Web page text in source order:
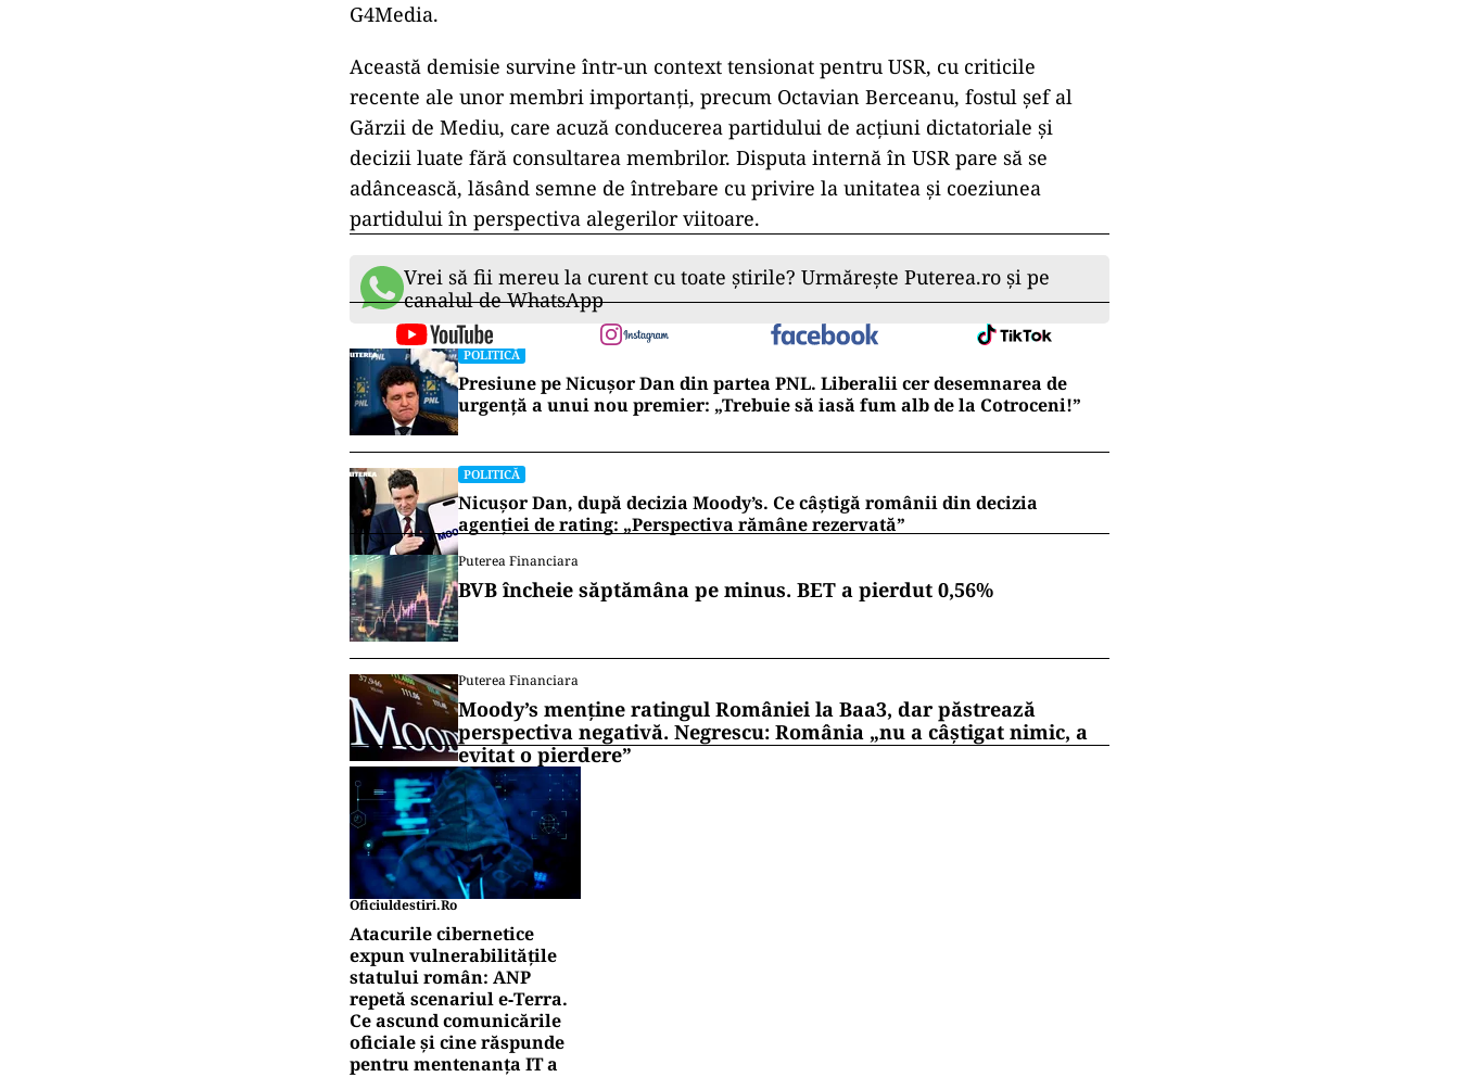
G4Media.
Această demisie survine într-un context tensionat pentru USR, cu criticile
recente ale unor membri importanți, precum Octavian Berceanu, fostul șef al
Gărzii de Mediu, care acuză conducerea partidului de acțiuni dictatoriale și
decizii luate fără consultarea membrilor. Disputa internă în USR pare să se
adâncească, lăsând semne de întrebare cu privire la unitatea și coeziunea
partidului în perspectiva alegerilor viitoare.
Vrei să fii mereu la curent cu toate știrile? Urmărește Puterea.ro și pe
canalul de WhatsApp
POLITICĂ
Presiune pe Nicușor Dan din partea PNL. Liberalii cer desemnarea de
urgență a unui nou premier: „Trebuie să iasă fum alb de la Cotroceni!”
POLITICĂ
Nicușor Dan, după decizia Moody’s. Ce câștigă românii din decizia
agenției de rating: „Perspectiva rămâne rezervată”
Puterea Financiara
BVB încheie săptămâna pe minus. BET a pierdut 0,56%
Puterea Financiara
Moody’s menține ratingul României la Baa3, dar păstrează
perspectiva negativă. Negrescu: România „nu a câștigat nimic, a
evitat o pierdere”
Oficiuldestiri.ro
Atacurile cibernetice
expun vulnerabilitățile
statului român: ANP
repetă scenariul e‑Terra.
Ce ascund comunicările
oficiale și cine răspunde
pentru mentenanța IT a